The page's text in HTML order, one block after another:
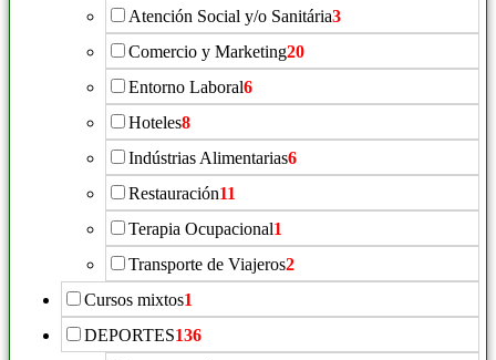
Atención Social y/o Sanitária3
Comercio y Marketing20
Entorno Laboral6
Hoteles8
Indústrias Alimentarias6
Restauración11
Terapia Ocupacional1
Transporte de Viajeros2
Cursos mixtos1
DEPORTES136